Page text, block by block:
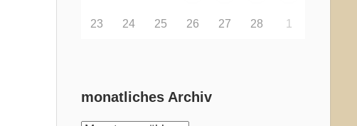
23 24 25 26 27 28 1
monatliches Archiv